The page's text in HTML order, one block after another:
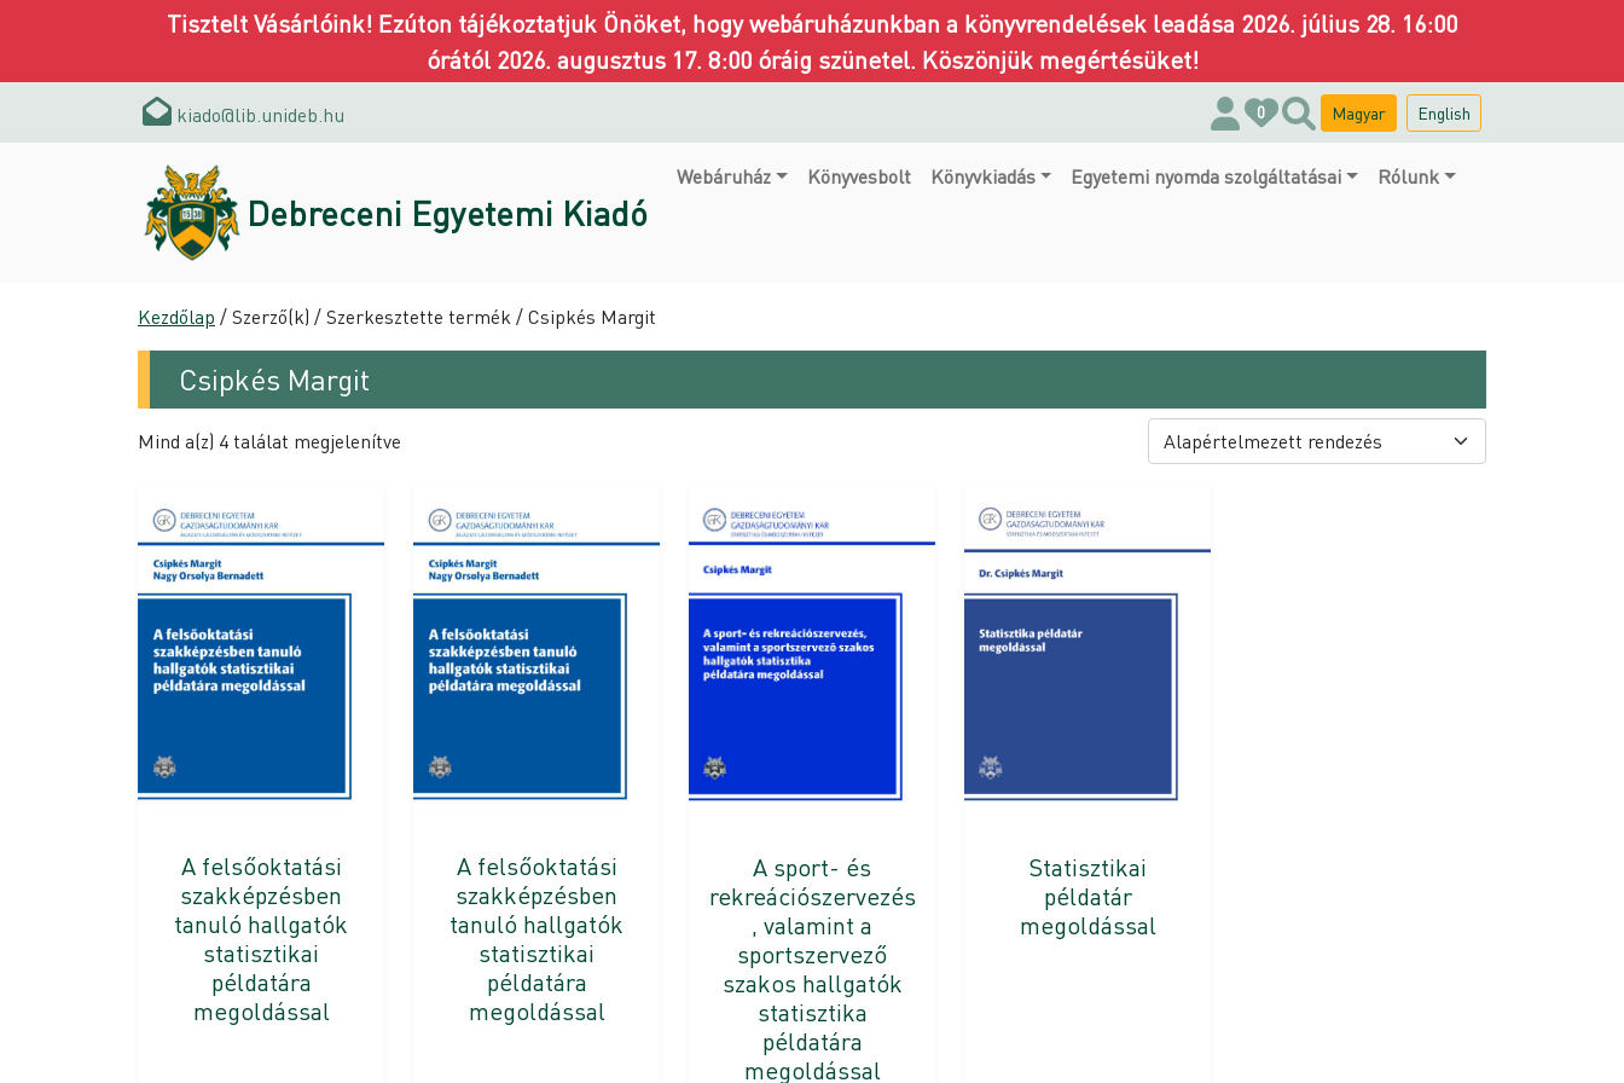
Tisztelt Vásárlóink! Ezúton tájékoztatjuk Önöket, hogy webáruházunkban a könyvrendelések leadása 2026. július 28. 16:00
órától 2026. augusztus 17. 8:00 óráig szünetel. Köszönjük megértésüket!
kiado@lib.unideb.hu 0 Magyar English
Debreceni Egyetemi Kiadó
Webáruház Könyvesbolt Könyvkiadás Egyetemi nyomda szolgáltatásai Rólunk
Kezdőlap / Szerző(k) / Szerkesztette termék / Csipkés Margit
Csipkés Margit
Mind a(z) 4 találat megjelenítve
A felsőoktatási
szakképzésben
tanuló hallgatók
statisztikai
példatára
megoldással
A felsőoktatási
szakképzésben
tanuló hallgatók
statisztikai
példatára
megoldással
A sport- és
rekreációszervezés
, valamint a
sportszervező
szakos hallgatók
statisztika
példatára
megoldással
Statisztikai
példatár
megoldással